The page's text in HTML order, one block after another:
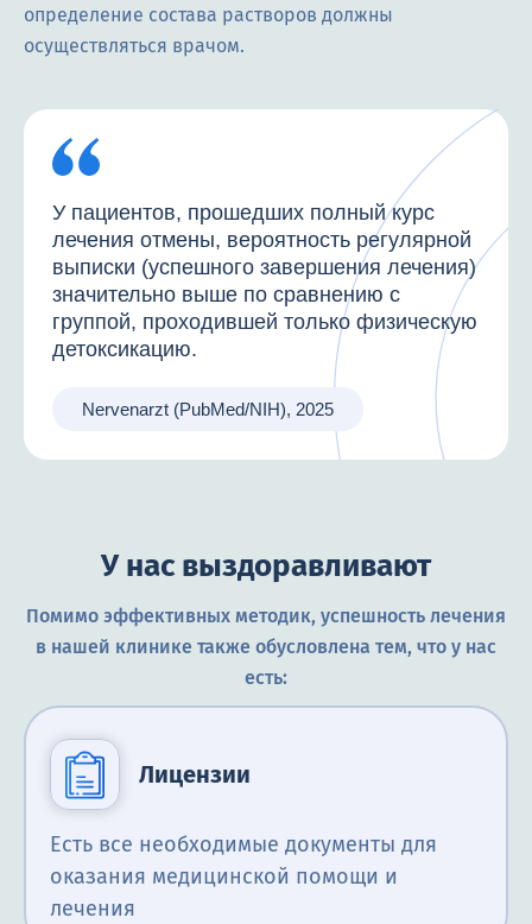
определение состава растворов должны
осуществляться врачом.
У пациентов, прошедших полный курс
лечения отмены, вероятность регулярной
выписки (успешного завершения лечения)
значительно выше по сравнению с
группой, проходившей только физическую
детоксикацию.
Nervenarzt (PubMed/NIH), 2025
У нас выздоравливают
Помимо эффективных методик, успешность лечения
в нашей клинике также обусловлена тем, что у нас
есть:
Лицензии
Есть все необходимые документы для
оказания медицинской помощи и
лечения